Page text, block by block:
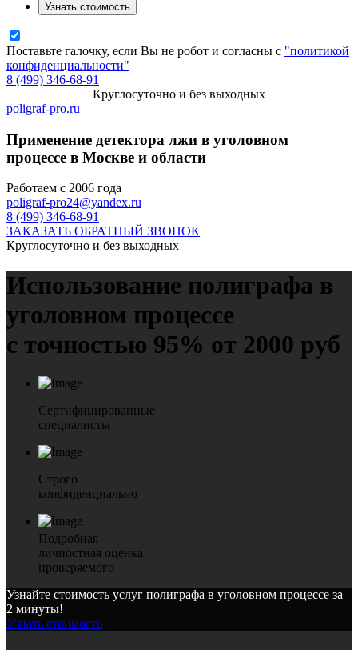
Узнать стоимость
Поставьте галочку, если Вы не робот и согласны с "политикой
конфиденциальности"
8 (499) 346-68-91
Круглосуточно и без выходных
poligraf-pro.ru
Применение детектора лжи в уголовном
процессе в Москве и области
Работаем с 2006 года
poligraf-pro24@yandex.ru
8 (499) 346-68-91
ЗАКАЗАТЬ ОБРАТНЫЙ ЗВОНОК
Круглосуточно и без выходных
Использование полиграфа в
уголовном процессе
с точностью 95% от 2000 руб
Сертифицированные
специалисты
Строго
конфиденциально
Подробная
личностная оценка
проверяемого
Узнайте стоимость услуг полиграфа в уголовном процессе за
2 минуты!
Узнать стоимость